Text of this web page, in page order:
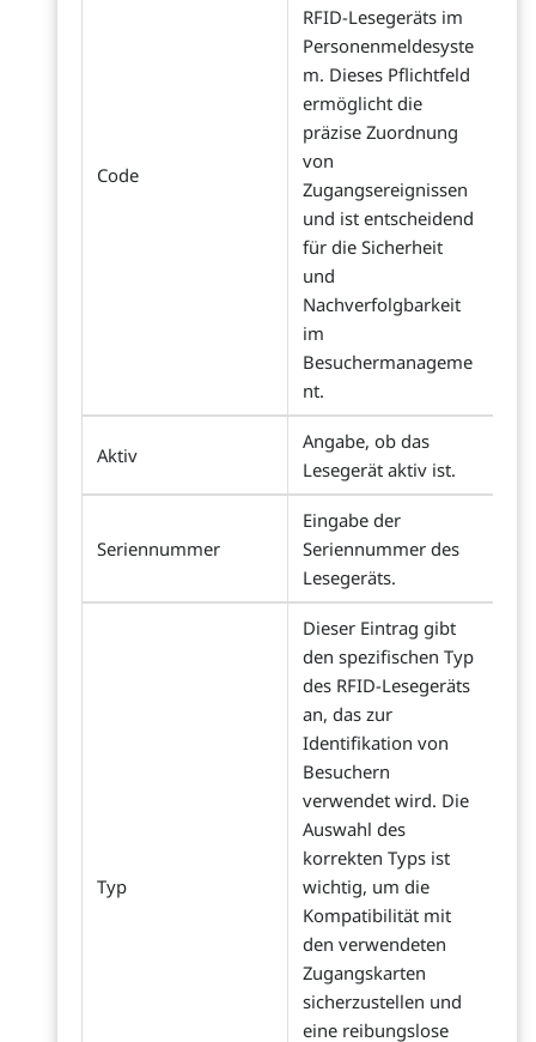
Code
RFID-Lesegeräts im
Personenmeldesyste
m. Dieses Pflichtfeld
ermöglicht die
präzise Zuordnung
von
Zugangsereignissen
und ist entscheidend
für die Sicherheit
und
Nachverfolgbarkeit
im
Besuchermanageme
nt.
Aktiv
Angabe, ob das
Lesegerät aktiv ist.
Seriennummer
Eingabe der
Seriennummer des
Lesegeräts.
Typ
Dieser Eintrag gibt
den spezifischen Typ
des RFID-Lesegeräts
an, das zur
Identifikation von
Besuchern
verwendet wird. Die
Auswahl des
korrekten Typs ist
wichtig, um die
Kompatibilität mit
den verwendeten
Zugangskarten
sicherzustellen und
eine reibungslose